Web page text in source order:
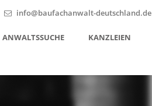
info@baufachanwalt-deutschland.de
ANWALTSSUCHE KANZLEIEN